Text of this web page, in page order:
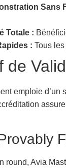
Sans
Totale :
: Tous
de
emploie
round, Avia